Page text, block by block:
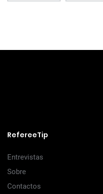
RefereeTip
Entrevistas
Sobre
Contactos